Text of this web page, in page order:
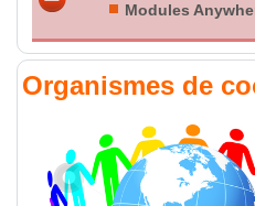
Modules
Organismes de